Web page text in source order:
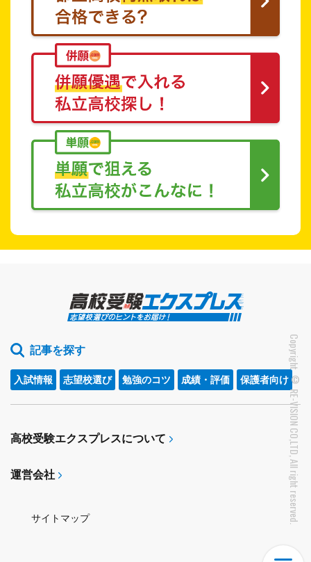
記事を探す
入試情報 志望校選び 勉強のコツ 成績・評価 保護者向け
高校受験エクスプレスについて
運営会社
サイトマップ Copyright © RE-VISION CO,LTD, All right reserved.